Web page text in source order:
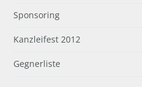
Sponsoring
Kanzleifest 2012
Gegnerliste